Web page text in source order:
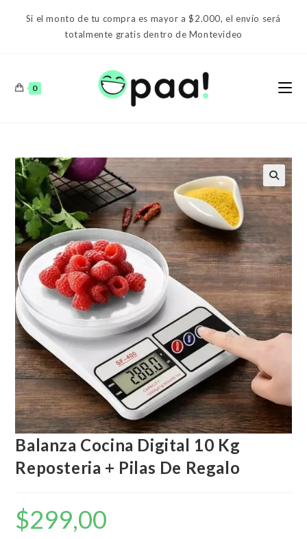
Si el monto de tu compra es mayor a $2.000, el envío será
totalmente gratis dentro de Montevideo
0
Balanza Cocina Digital 10 Kg
Reposteria + Pilas De Regalo
$299,00